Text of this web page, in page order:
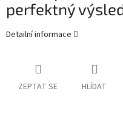
perfektný
Detailní informace
ZEPTAT SE HLÍDAT